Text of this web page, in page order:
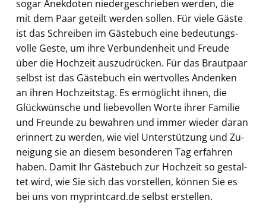
sogar An­ek­do­ten nie­der­ge­schrie­ben wer­den, die
mit dem Paar ge­teilt wer­den sol­len. Für viele Gäste
ist das Schrei­ben im Gäs­te­buch eine be­deu­tungs­
vol­le Geste, um ihre Ver­bun­den­heit und Freu­de
über die Hoch­zeit aus­zu­drü­cken. Für das Braut­paar
selbst ist das Gäs­te­buch ein wert­vol­les An­denken
an ihren Hoch­zeits­tag. Es er­mög­licht ihnen, die
Glück­wün­sche und lie­be­vol­len Worte ihrer Fa­mi­lie
und Freun­de zu be­wah­ren und immer wie­der daran
er­in­nert zu wer­den, wie viel Un­ter­stüt­zung und Zu­
nei­gung sie an die­sem be­son­de­ren Tag er­fah­ren
haben. Damit Ihr Gäs­te­buch zur Hoch­zeit so ge­stal­
tet wird, wie Sie sich das vor­stel­len, kön­nen Sie es
bei uns von my­print­card.de selbst er­stel­len.